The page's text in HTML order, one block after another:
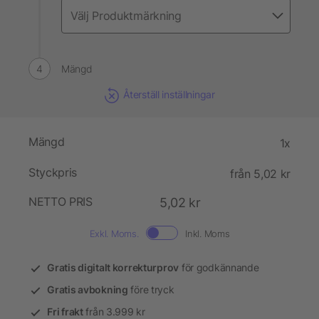
Mängd
Återställ inställningar
Mängd 1x
Styckpris
från 5,02 kr
NETTO PRIS
5,02 kr
Exkl. Moms. Inkl. Moms
Gratis digitalt korrekturprov för godkännande
Gratis avbokning före tryck
Fri fraktfrån 3.999 kr